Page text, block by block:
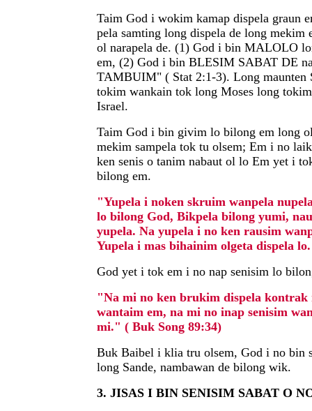
Taim God i wokim kamap dispela graun
pela samting long dispela de long mekim
ol narapela de. (1) God i bin MALOLO
em, (2) God i bin BLESIM SABAT DE
TAMBUIM" ( Stat 2:1-3). Long maunten
tokim wankain tok long Moses long
Israel.
Taim God i bin givim lo bilong em long
mekim sampela tok tu olsem; Em i no
ken senis o tanim nabaut ol lo Em yet i
bilong em.
"Yupela i noken skruim wanpela
lo bilong God, Bikpela bilong yumi,
yupela. Na yupela i no ken rausim
Yupela i mas bihainim olgeta dispela
God yet i tok em i no nap senisim lo
"Na mi no ken brukim dispela
wantaim em, na mi no inap senisim
mi." ( Buk Song 89:34)
Buk Baibel i klia tru olsem, God i no bin
long Sande, nambawan de bilong wik.
3. JISAS I BIN SENISIM SABAT O